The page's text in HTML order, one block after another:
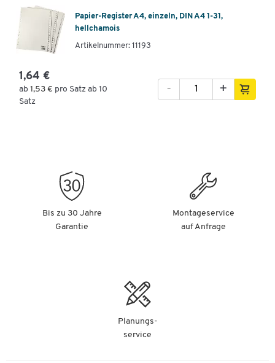
Papier-Register A4, einzeln, DIN A4 1-31,
hellchamois
Artikelnummer: 11193
1,64 €
ab 1,53 € pro Satz ab 10
Satz
+
-
Bis zu 30 Jahre
Garantie
Montageservice
auf Anfrage
Planungs-
service